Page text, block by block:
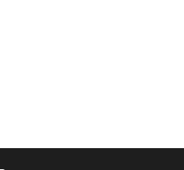
steel is de meest
Zo meet men bij het
bij uitzetwerk en